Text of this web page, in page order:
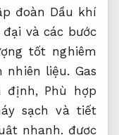
đoàn Dầu khí
và các bước
tốt nghiêm
nhiên liệu. Gas
định, Phù hợp
sạch và tiết
nhanh. được